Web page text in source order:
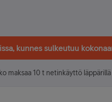
kunnes sulkeutuu
maksaa 10 t netinkäyttö läppärillä